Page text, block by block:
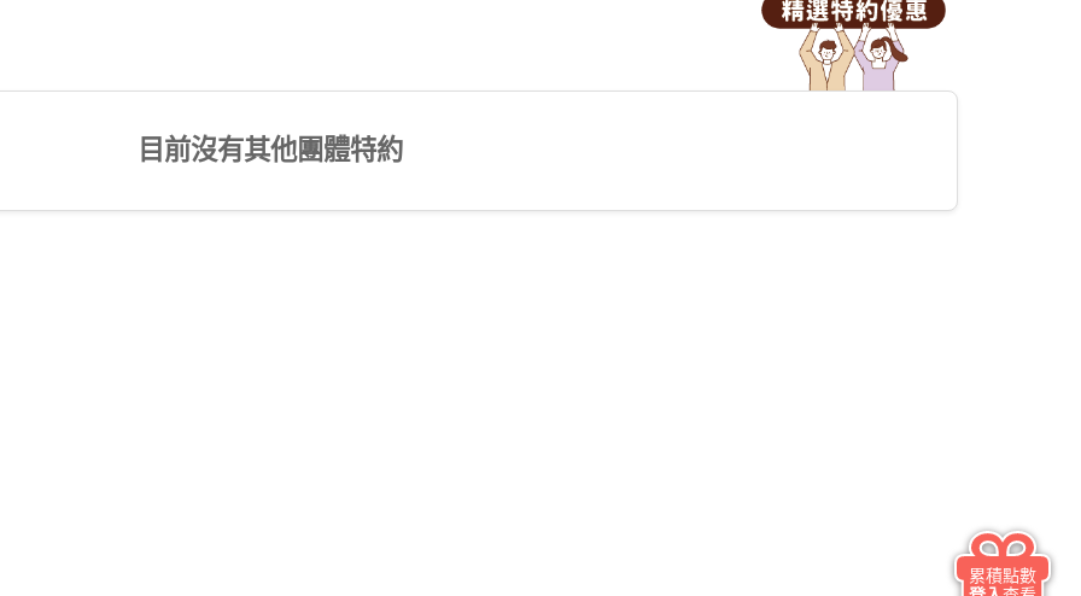
目前沒有其他團體特約
累積點數